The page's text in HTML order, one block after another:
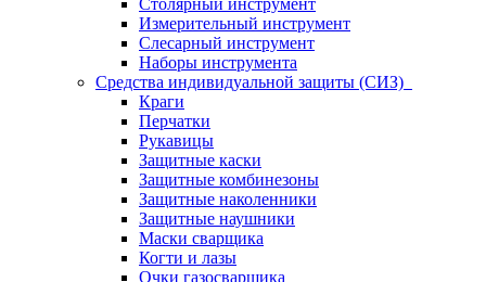
Столярный инструмент
Измерительный инструмент
Слесарный инструмент
Наборы инструмента
Средства индивидуальной защиты (СИЗ)
Краги
Перчатки
Рукавицы
Защитные каски
Защитные комбинезоны
Защитные наколенники
Защитные наушники
Маски сварщика
Когти и лазы
Очки газосварщика